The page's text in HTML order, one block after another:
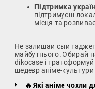
Підтримка
підтримуєш
місця та
Не залишай свій
майбутнього. Обирай
dikocase і трансформуй
шедевр аніме-культури
🔥 Які аніме чохли